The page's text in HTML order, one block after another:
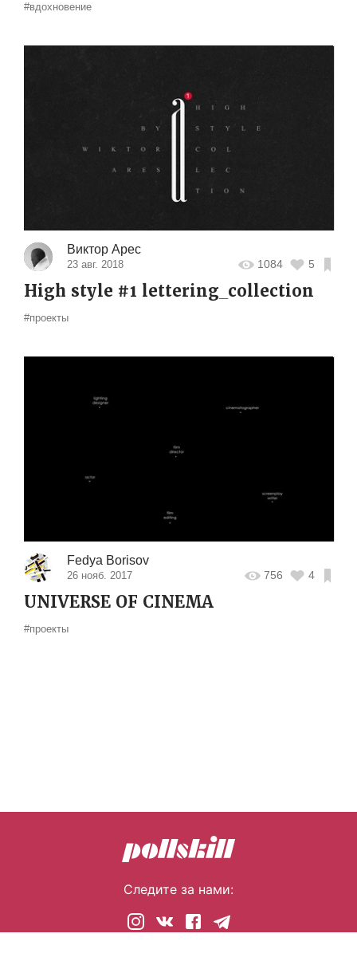
#вдохновение
Виктор Арес
23 авг. 2018 1084 5
High style #1 lettering_collection
#проекты
Fedya Borisov
26 нояб. 2017 756 4
UNIVERSE OF CINEMA
#проекты
Следите за нами: